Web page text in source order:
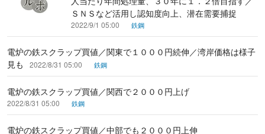
ＳＮＳなど活用し認知度向上、潜在需要捕捉
2022/9/1 05:00 鉄鋼
電炉の鉄スクラップ買値／関東で１０００円続伸／湾岸価格は様子
見も
2022/8/31 05:00 鉄鋼
電炉の鉄スクラップ買値／関西で２０００円上げ
2022/8/31 05:00 鉄鋼
電炉の鉄スクラップ買値／中部でも２０００円上伸